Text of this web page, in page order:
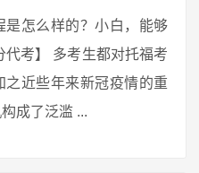
是怎么样的？小白，能够
考】 多考生都对托福考
近些年来新冠疫情的重
成了泛滥 ...